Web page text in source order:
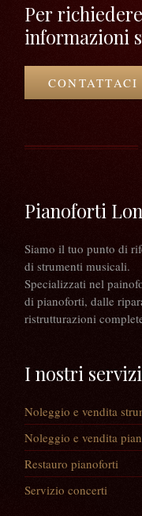
Per
informazioni
CONTATTACI
Pianoforti
Siamo il tuo punto di
di strumenti musicali.
Specializzati nel
di pianoforti, dalle
ristrutturazioni
I nostri servizi
Noleggio e vendita
Noleggio e vendita
Restauro pianoforti
Servizio concerti